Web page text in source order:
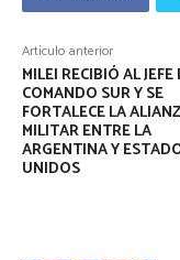
Artículo anterior
MILEI RECIBIÓ AL JEFE
COMANDO SUR Y SE
FORTALECE LA
MILITAR ENTRE LA
ARGENTINA Y
UNIDOS